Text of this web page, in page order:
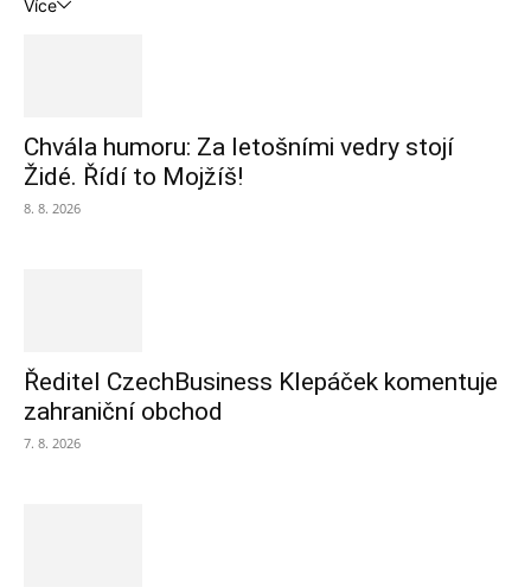
Více
Chvála humoru: Za letošními vedry stojí
Židé. Řídí to Mojžíš!
8. 8. 2026
Ředitel CzechBusiness Klepáček komentuje
zahraniční obchod
7. 8. 2026